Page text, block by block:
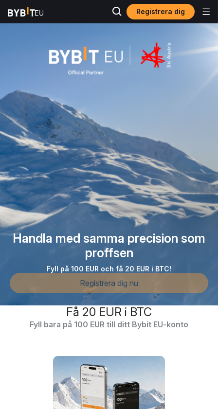
Registrera dig
Handla med samma precision som
proffsen
Fyll på 100 EUR och få 20 EUR i BTC!
Registrera dig nu
Få 20 EUR i BTC
Fyll bara på 100 EUR till ditt Bybit EU-konto